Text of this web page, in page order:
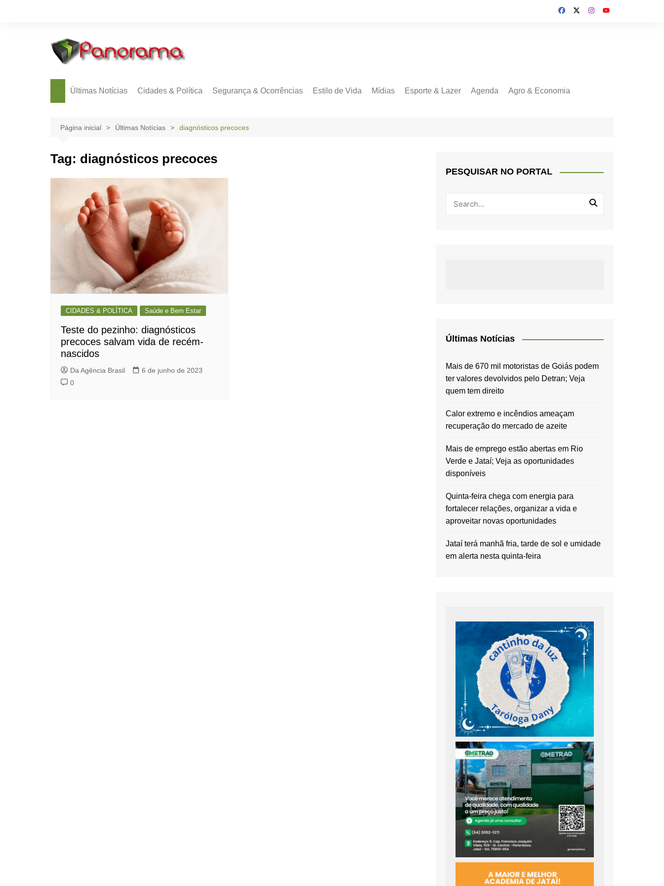
Últimas Notícias Cidades & Política Segurança & Ocorrências Estilo de Vida Mídias Esporte & Lazer Agenda Agro & Economia
Página inicial Últimas Notícias diagnósticos precoces
Tag: diagnósticos precoces
CIDADES & POLÍTICA Saúde e Bem Estar
Teste do pezinho: diagnósticos
precoces salvam vida de recém-
nascidos
Da Agência Brasil
6 de junho de 2023
0
PESQUISAR NO PORTAL
Últimas Notícias
Mais de 670 mil motoristas de Goiás podem
ter valores devolvidos pelo Detran; Veja
quem tem direito
Calor extremo e incêndios ameaçam
recuperação do mercado de azeite
Mais de emprego estão abertas em Rio
Verde e Jataí; Veja as oportunidades
disponíveis
Quinta-feira chega com energia para
fortalecer relações, organizar a vida e
aproveitar novas oportunidades
Jataí terá manhã fria, tarde de sol e umidade
em alerta nesta quinta-feira